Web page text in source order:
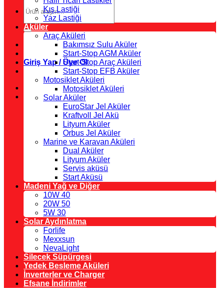
Ara:
Giriş Yap / Üye Ol
Kış Lastiği
Yaz Lastiği
Aküler
Araç Aküleri
Bakımsız Sulu Aküler
Start-Stop AGM Aküler
Start-Stop Araç Aküleri
Start-Stop EFB Aküler
Motosiklet Aküleri
Motosiklet Aküleri
Solar Aküler
EuroStar Jel Aküler
Kraftvoll Jel Akü
Lityum Aküler
Orbus Jel Aküler
Marine ve Karavan Aküleri
Dual Aküler
Lityum Aküler
Servis aküsü
Start Aküsü
Madeni Yağ ve Diğer
10W 40
20W 50
5W 30
Solar Aydınlatma
Forlife
Mexxsun
NevaLight
Silecek Süpürgesi
Yedek Besleme Aküleri
İnverterler ve Charger
Efsane İndirimler